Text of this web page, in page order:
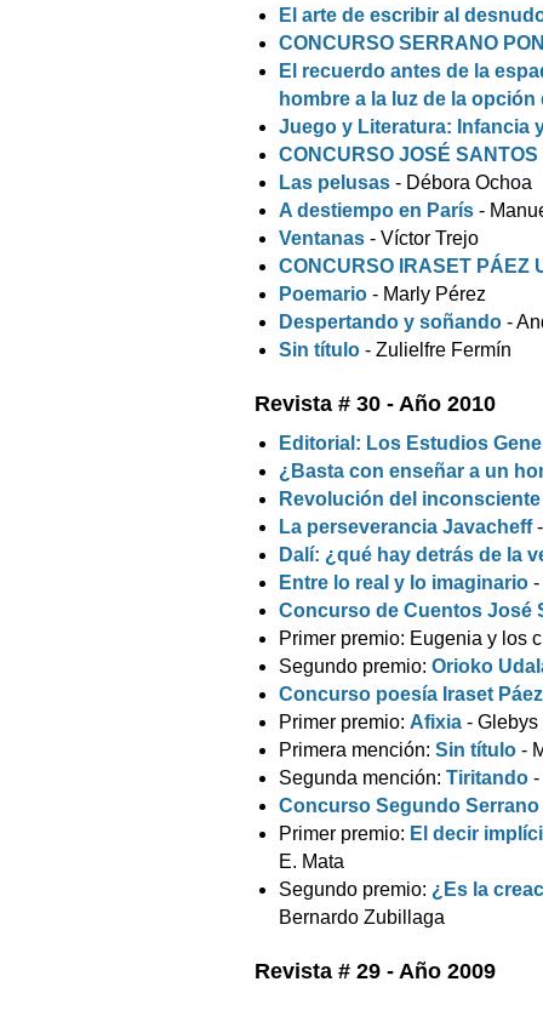
El arte de escribir al
CONCURSO SERRANO
El recuerdo antes de la
hombre a la luz de la opción
Juego y Literatura: Infancia
CONCURSO JOSÉ
Las pelusas - Débora Ochoa
A destiempo en París -
Ventanas - Víctor Trejo
CONCURSO IRASET PÁEZ
Poemario - Marly Pérez
Despertando y soñando -
Sin título - Zulielfre Fermín
Revista # 30 - Año 2010
Editorial: Los Estudios
¿Basta con enseñar a un
Revolución del
La perseverancia Javacheff
Dalí: ¿qué hay detrás de la
Entre lo real y lo imaginario
Concurso de Cuentos José
Primer premio: Eugenia y los
Segundo premio: Orioko
Concurso poesía Iraset
Primer premio: Afixia -
Primera mención: Sin título -
Segunda mención: Tiritando -
Concurso Segundo Serrano
Primer premio: El decir
E. Mata
Segundo premio: ¿Es la
Bernardo Zubillaga
Revista # 29 - Año 2009